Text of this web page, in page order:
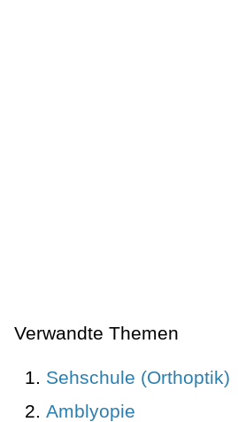
Verwandte Themen
Sehschule (Orthoptik)
Amblyopie